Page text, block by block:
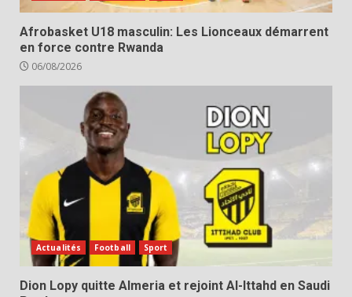
Afrobasket U18 masculin: Les Lionceaux démarrent
en force contre Rwanda
06/08/2026
Actualités Football Sport
Dion Lopy quitte Almeria et rejoint Al-Ittahd en Saudi